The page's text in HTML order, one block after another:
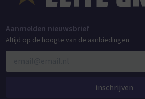
Aanmelden nieuwsbrief
Altijd op de hoogte van de aanbiedingen
inschrijven